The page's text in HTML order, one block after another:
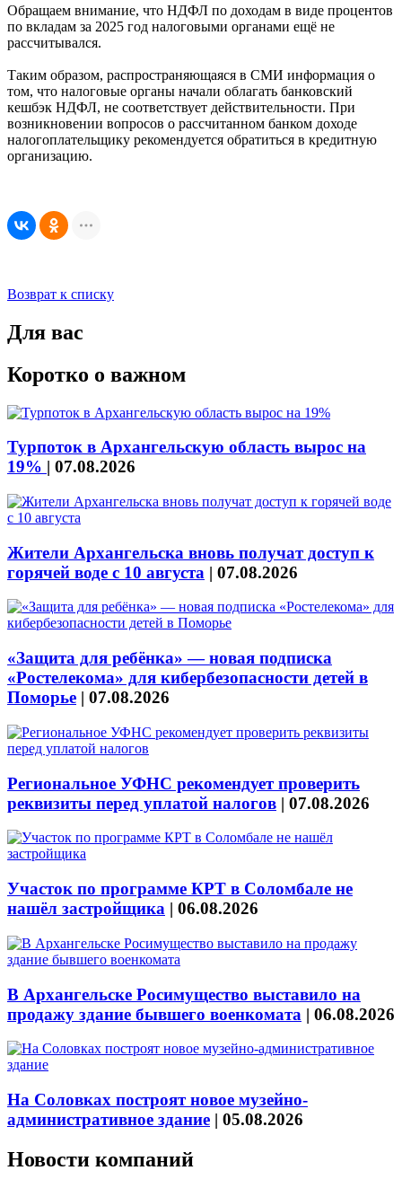
Обращаем внимание, что НДФЛ по доходам в виде процентов
по вкладам за 2025 год налоговыми органами ещё не
рассчитывался.
Таким образом, распространяющаяся в СМИ информация о
том, что налоговые органы начали облагать банковский
кешбэк НДФЛ, не соответствует действительности. При
возникновении вопросов о рассчитанном банком доходе
налогоплательщику рекомендуется обратиться в кредитную
организацию.
Возврат к списку
Для вас
Коротко о важном
Турпоток в Архангельскую область вырос на
19% | 07.08.2026
Жители Архангельска вновь получат доступ к
горячей воде с 10 августа | 07.08.2026
«Защита для ребёнка» — новая подписка
«Ростелекома» для кибербезопасности детей в
Поморье | 07.08.2026
Региональное УФНС рекомендует проверить
реквизиты перед уплатой налогов | 07.08.2026
Участок по программе КРТ в Соломбале не
нашёл застройщика | 06.08.2026
В Архангельске Росимущество выставило на
продажу здание бывшего военкомата | 06.08.2026
На Соловках построят новое музейно-
административное здание | 05.08.2026
Новости компаний